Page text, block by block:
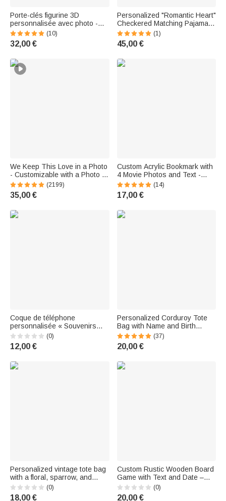
Porte-clés figurine 3D
personnalisée avec photo -
Mini statuette créative en
résine - Cadeau
d'anniversaire unique pour
(10)
32,00 €
Personalized "Romantic Heart"
Checkered Matching Pajamas
(King and Queen sizes) with
First Name – Loungewear –
Birthday Gift for Couples or
(1)
45,00 €
We Keep This Love in a Photo
- Customizable with a Photo -
Heart-Shaped Necklace
(2199)
35,00 €
Custom Acrylic Bookmark with
4 Movie Photos and Text -
Valentine's Day Gift for
Couples, Families, and Book
Lovers
(14)
17,00 €
Coque de téléphone
personnalisée « Souvenirs
d'amour » pour iPhone, avec
prénom et année — Cadeau
d'anniversaire ou de fête pour
quotidien
(0)
12,00 €
Personalized Corduroy Tote
Bag with Name and Birth
Flower - Birthday Gift for
Women
(37)
20,00 €
Personalized vintage tote bag
with a floral, sparrow, and
mandarin duck design, large
capacity, featuring a first name
(0)
18,00 €
Custom Rustic Wooden Board
Game with Text and Date –
Set of 3 – Gift for the Bridal
Shower and Wedding, for the
(0)
20,00 €